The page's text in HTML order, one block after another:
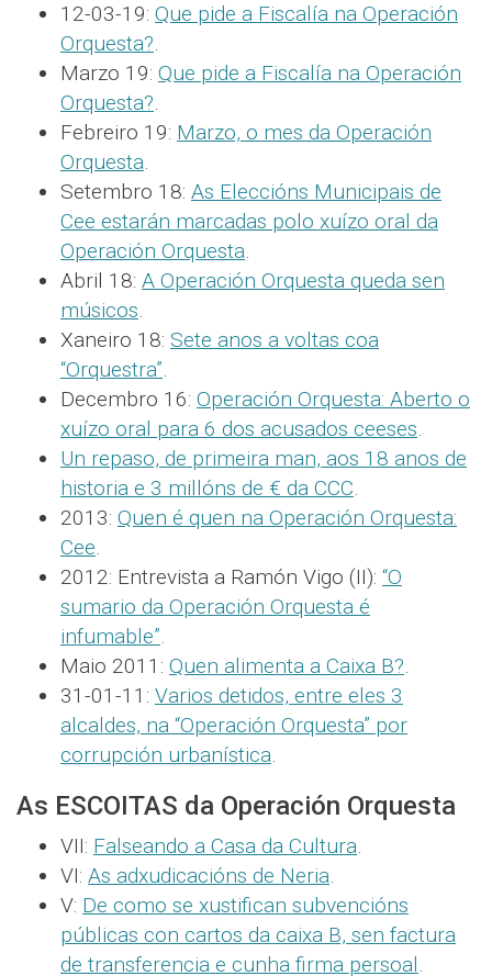
12-03-19: Que pide a Fiscalía na Operación
Orquesta?.
Marzo 19: Que pide a Fiscalía na Operación
Orquesta?.
Febreiro 19: Marzo, o mes da Operación
Orquesta.
Setembro 18: As Eleccións Municipais de
Cee estarán marcadas polo xuízo oral da
Operación Orquesta.
Abril 18: A Operación Orquesta queda sen
músicos.
Xaneiro 18: Sete anos a voltas coa
“Orquestra”.
Decembro 16: Operación Orquesta: Aberto o
xuízo oral para 6 dos acusados ceeses.
Un repaso, de primeira man, aos 18 anos de
historia e 3 millóns de € da CCC.
2013: Quen é quen na Operación Orquesta:
Cee.
2012: Entrevista a Ramón Vigo (II): “O
sumario da Operación Orquesta é
infumable”.
Maio 2011: Quen alimenta a Caixa B?.
31-01-11: Varios detidos, entre eles 3
alcaldes, na “Operación Orquesta” por
corrupción urbanística.
As ESCOITAS da Operación Orquesta
VII: Falseando a Casa da Cultura.
VI: As adxudicacións de Neria.
V: De como se xustifican subvencións
públicas con cartos da caixa B, sen factura
de transferencia e cunha firma persoal.